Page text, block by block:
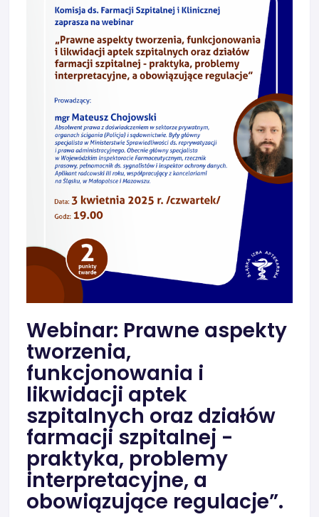
Webinar: Prawne aspekty
tworzenia,
funkcjonowania i
likwidacji aptek
szpitalnych oraz działów
farmacji szpitalnej -
praktyka, problemy
interpretacyjne, a
obowiązujące regulacje”.